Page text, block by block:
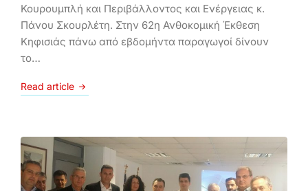
Κουρουμπλή και Περιβάλλοντος και Ενέργειας κ.
Πάνου Σκουρλέτη. Στην 62η Ανθοκομική Έκθεση
Κηφισιάς πάνω από εβδομήντα παραγωγοί δίνουν
το…
Read article